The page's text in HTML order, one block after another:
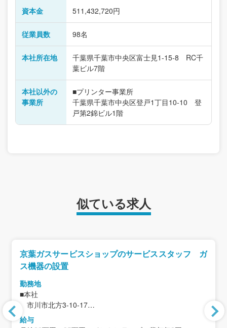
資本金 511,432,720円
従業員数 98名
本社所在地
千葉県千葉市中央区富士見1-15-8 RC千
葉ビル7階
本社以外の
事業所
■プリンター事業所
千葉県千葉市中央区登戸1丁目10-10 登
戸第2錦ビル1階
似ている求人
京葉ガスサービスショップのサービススタッフ ガ
ス機器の設置
勤務地
■本社
市川市北方3-10-17
※市川市内・鎌ヶ谷市内で異動の可能性あり
転居を伴う転勤はありません
給与